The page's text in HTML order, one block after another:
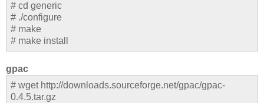
# cd generic
# ./configure
# make
# make install
gpac
# wget http://downloads.sourceforge.net/gpac/gpac-
0.4.5.tar.gz